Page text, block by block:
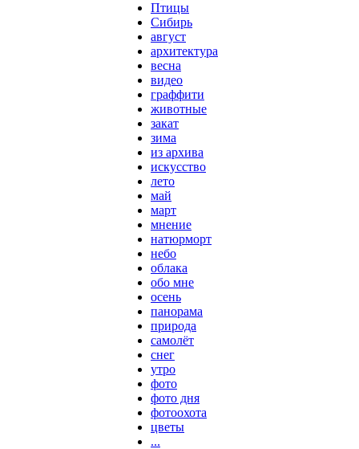
Птицы
Сибирь
август
архитектура
весна
видео
граффити
животные
закат
зима
из архива
искусство
лето
май
март
мнение
натюрморт
небо
облака
обо мне
осень
панорама
природа
самолёт
снег
утро
фото
фото дня
фотоохота
цветы
...